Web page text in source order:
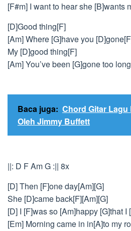
[F#m] I want to hear she [B]wants
[D]Good thing[F]
[Am] Where [G]have you
My [D]good thing[F]
[Am] You’ve been [G]gone too
Baca juga: Chord Gitar
Oleh Jimmy Buffett
||: D F Am G :|| 8x
[D] Then [F]one day[Am][G]
She [D]came back[F][Am][G]
[D] I [F]was so [Am]happy [G]that
[Em] Morning came in in[A]to my